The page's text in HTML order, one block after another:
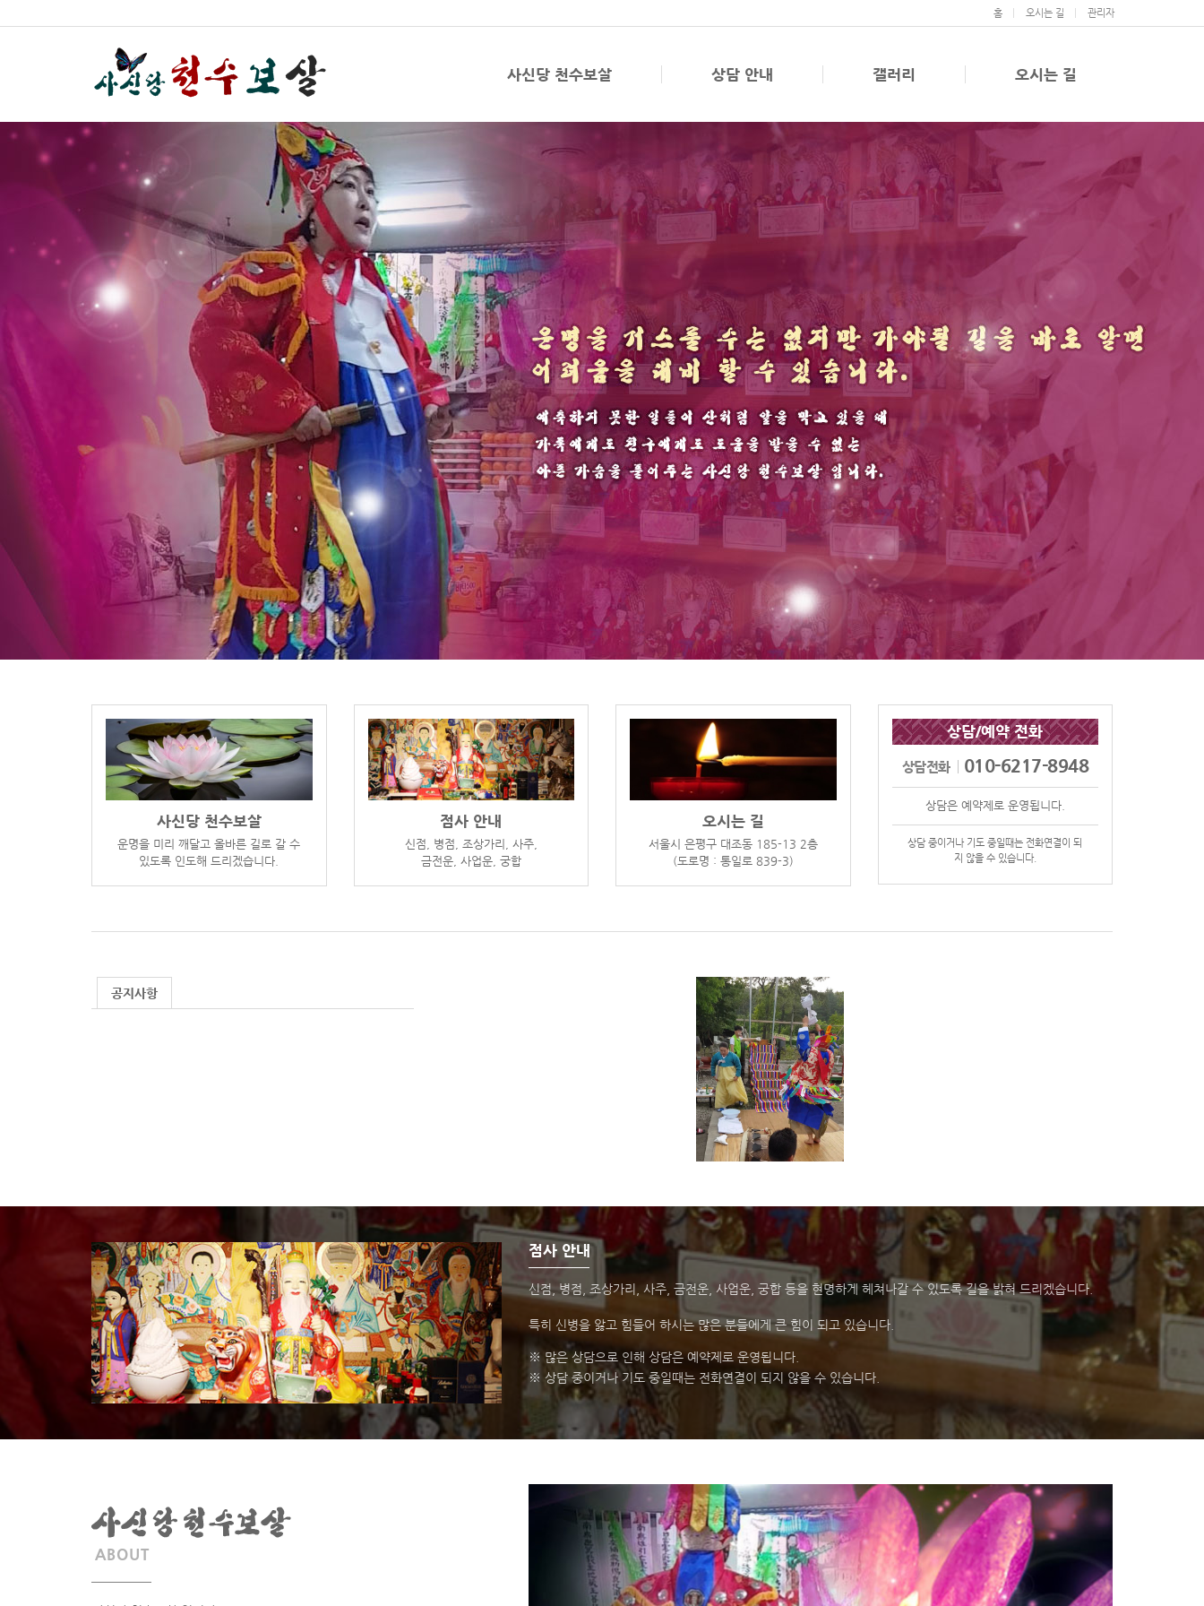
홈 오시는 길 관리자
사신당 천수보살 상담 안내 갤러리 오시는 길
사신당 천수보살
운명을 미리 깨달고 올바른 길로 갈 수
있도록 인도해 드리겠습니다.
점사 안내
신점, 병점, 조상가리, 사주,
금전운, 사업운, 궁합
오시는 길
서울시 은평구 대조동 185-13 2층
(도로명 : 통일로 839-3)
상담/예약 전화
상담전화 010-6217-8948
상담은 예약제로 운영됩니다.
상담 중이거나 기도 중일때는 전화연결이 되
지 않을 수 있습니다.
공지사항
점사 안내
신점, 병점, 조상가리, 사주, 금전운, 사업운, 궁합 등을 현명하게 헤쳐나갈 수 있도록 길을 밝혀 드리겠습니다.
특히 신병을 앓고 힘들어 하시는 많은 분들에게 큰 힘이 되고 있습니다.
※ 많은 상담으로 인해 상담은 예약제로 운영됩니다.
※ 상담 중이거나 기도 중일때는 전화연결이 되지 않을 수 있습니다.
ABOUT